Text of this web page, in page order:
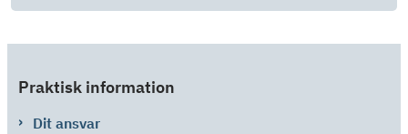
Praktisk information
Dit ansvar